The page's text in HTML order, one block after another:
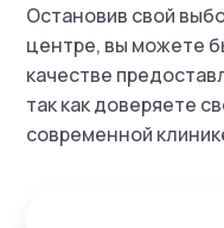
Остановив свой
центре, вы можете
качестве
так как доверяете
современной